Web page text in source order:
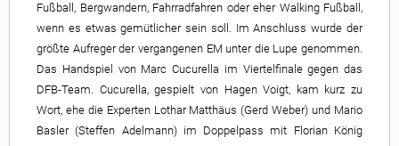
Fußball, Bergwandern, Fahrradfahren oder eher Walking Fußball,
wenn es etwas gemütlicher sein soll. Im Anschluss wurde der
größte Aufreger der vergangenen EM unter die Lupe genommen.
Das Handspiel von Marc Cucurella im Viertelfinale gegen das
DFB-Team. Cucurella, gespielt von Hagen Voigt, kam kurz zu
Wort, ehe die Experten Lothar Matthäus (Gerd Weber) und Mario
Basler (Steffen Adelmann) im Doppelpass mit Florian König